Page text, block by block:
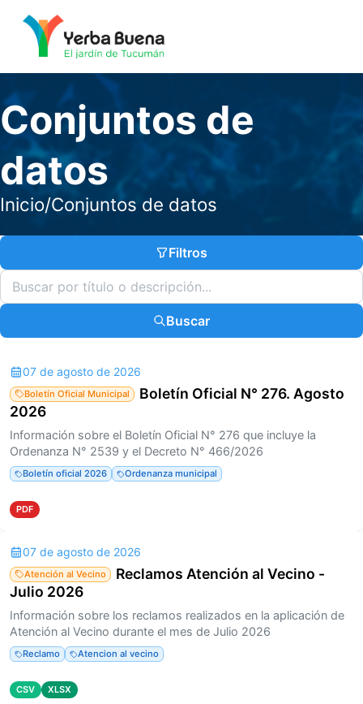
Conjuntos de
datos
Inicio/Conjuntos de datos
Filtros
Buscar
07 de agosto de 2026
Boletín Oficial Municipal
Boletín Oficial N° 276. Agosto
2026
Información sobre el Boletín Oficial N° 276 que incluye la
Ordenanza N° 2539 y el Decreto N° 466/2026
Boletín oficial 2026 Ordenanza municipal
PDF
07 de agosto de 2026
Atención al Vecino
Reclamos Atención al Vecino -
Julio 2026
Información sobre los reclamos realizados en la aplicación de
Atención al Vecino durante el mes de Julio 2026
Reclamo Atencion al vecino
CSV XLSX